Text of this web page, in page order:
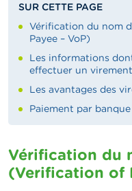
SUR CETTE PAGE
Vérification du nom
Payee – VoP)
Les informations
effectuer un virement
Les avantages des
Paiement par
Vérification du
(Verification of